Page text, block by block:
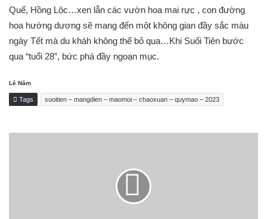
Quế, Hồng Lộc…xen lẫn các vườn hoa mai rực , con đường
hoa hướng dương sẽ mang đến một không gian đầy sắc màu
ngày Tết mà du kháh không thể bỏ qua…Khi Suối Tiên bước
qua “tuổi 28”, bức phá đầy ngoạn mục.
Lê Năm
Tags suoitien – mangdien – maomoi – chaoxuan – quymao – 2023